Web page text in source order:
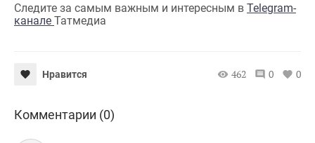
Следите за самым важным и интересным в Telegram-
канале Татмедиа
Нравится 462 0 0
Комментарии (0)